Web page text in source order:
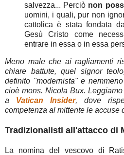
salvezza... Perciò non
uomini, i quali, pur non
cattolica è stata fondata
Gesù Cristo come
entrare in essa o in essa
Meno male che ai ragliamenti
chiare battute, quel signor
definito "modernista" e
cioè mons. Nicola Bux.
a Vatican Insider, dove
competenza al mittente le accuse
Tradizionalisti all'attacco di
La nomina del vescovo di